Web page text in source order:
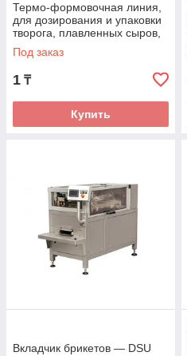
Термо-формовочная линия,
для дозирования и упаковки
творога, плавленных сыров,
джемов, сливочного масла
TFM
Под заказ
1 ₸
Купить
Вкладчик брикетов — DSU